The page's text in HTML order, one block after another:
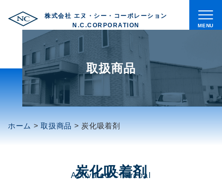
株式会社 エヌ・シー・コーポレーション
N.C.CORPORATION
メ
ニ
ト
プ
ち
取扱商品
ホーム > 取扱商品 > 炭化吸着剤
炭化吸着剤
Activated Charcoal